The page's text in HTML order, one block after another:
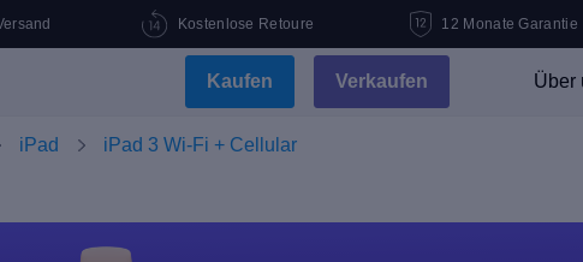
Kostenlose Retoure 12 Monate Garantie
Kaufen Verkaufen Über
iPad iPad 3 Wi-Fi + Cellular